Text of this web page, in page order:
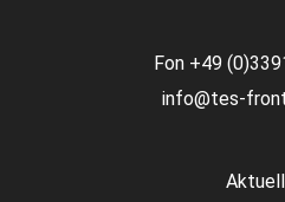
Fon +49
info@tes-